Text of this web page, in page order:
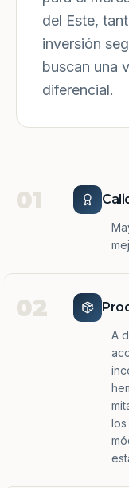
del Este,
inversión
buscan una
diferencial.
01
02
A
los